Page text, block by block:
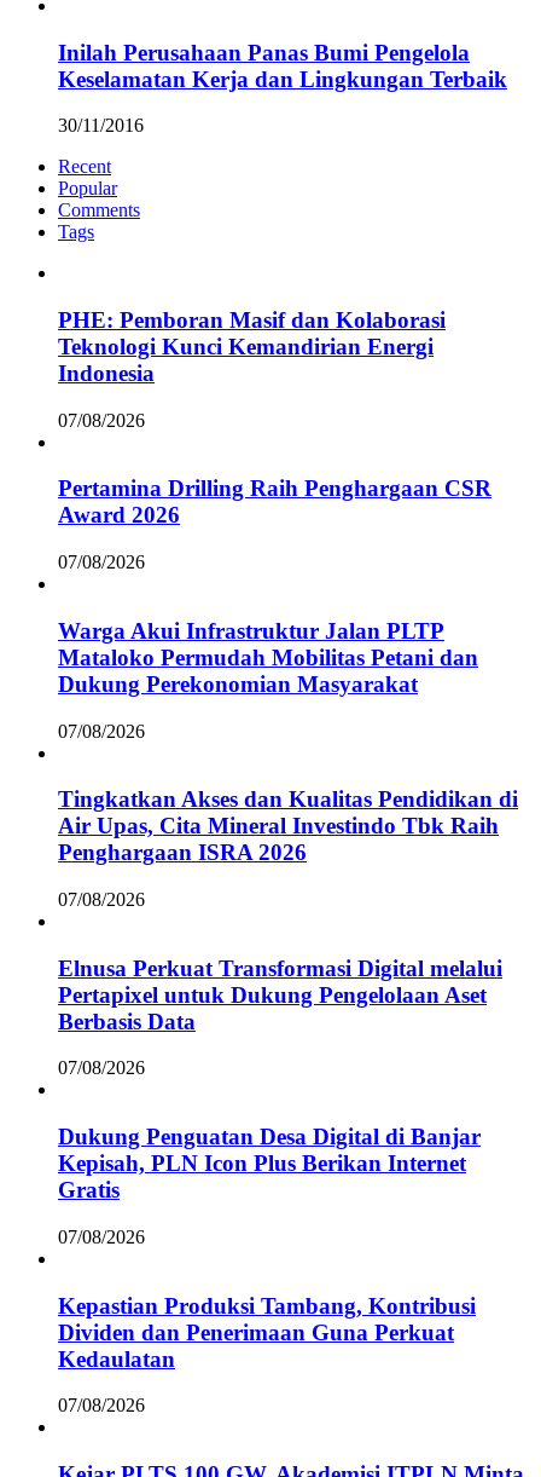
Inilah Perusahaan Panas Bumi Pengelola
Keselamatan Kerja dan Lingkungan Terbaik
30/11/2016
Recent
Popular
Comments
Tags
PHE: Pemboran Masif dan Kolaborasi
Teknologi Kunci Kemandirian Energi
Indonesia
07/08/2026
Pertamina Drilling Raih Penghargaan CSR
Award 2026
07/08/2026
Warga Akui Infrastruktur Jalan PLTP
Mataloko Permudah Mobilitas Petani dan
Dukung Perekonomian Masyarakat
07/08/2026
Tingkatkan Akses dan Kualitas Pendidikan di
Air Upas, Cita Mineral Investindo Tbk Raih
Penghargaan ISRA 2026
07/08/2026
Elnusa Perkuat Transformasi Digital melalui
Pertapixel untuk Dukung Pengelolaan Aset
Berbasis Data
07/08/2026
Dukung Penguatan Desa Digital di Banjar
Kepisah, PLN Icon Plus Berikan Internet
Gratis
07/08/2026
Kepastian Produksi Tambang, Kontribusi
Dividen dan Penerimaan Guna Perkuat
Kedaulatan
07/08/2026